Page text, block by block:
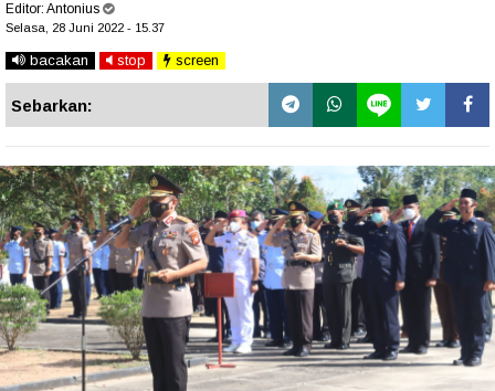
Editor: Antonius
Selasa, 28 Juni 2022 - 15.37
bacakan stop screen
Sebarkan: